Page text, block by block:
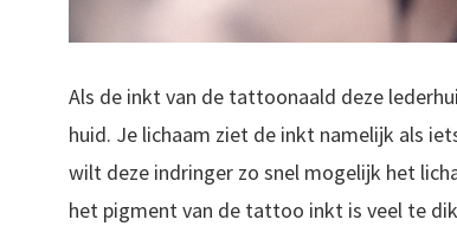
Als de inkt van de tattoonaald deze
huid. Je lichaam ziet de inkt namelijk als
wilt deze indringer zo snel mogelijk het
het pigment van de tattoo inkt is veel te